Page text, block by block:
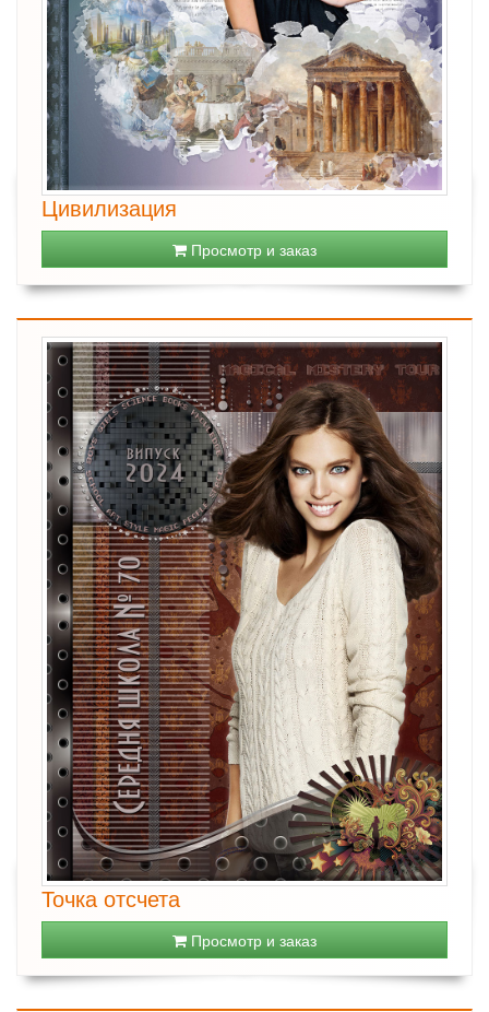
Цивилизация
Просмотр и заказ
Точка отсчета
Просмотр и заказ